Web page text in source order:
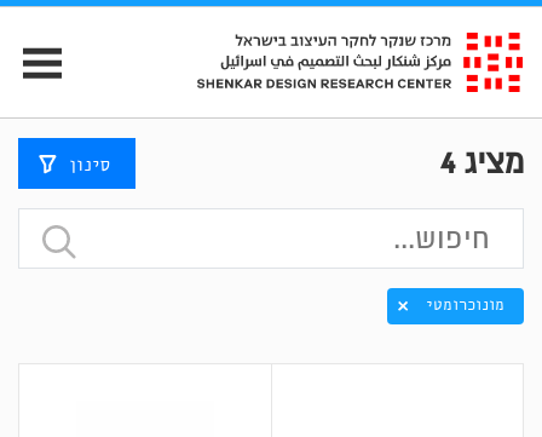
מציג4 סינון
מונוכרומטי